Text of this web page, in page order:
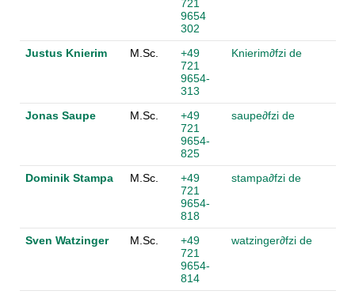
721
9654
302
Justus Knierim M.Sc.
+49
721
9654-
313
Knierim∂fzi de
Jonas Saupe M.Sc.
+49
721
9654-
825
saupe∂fzi de
Dominik Stampa M.Sc.
+49
721
9654-
818
stampa∂fzi de
Sven Watzinger M.Sc.
+49
721
9654-
814
watzinger∂fzi de